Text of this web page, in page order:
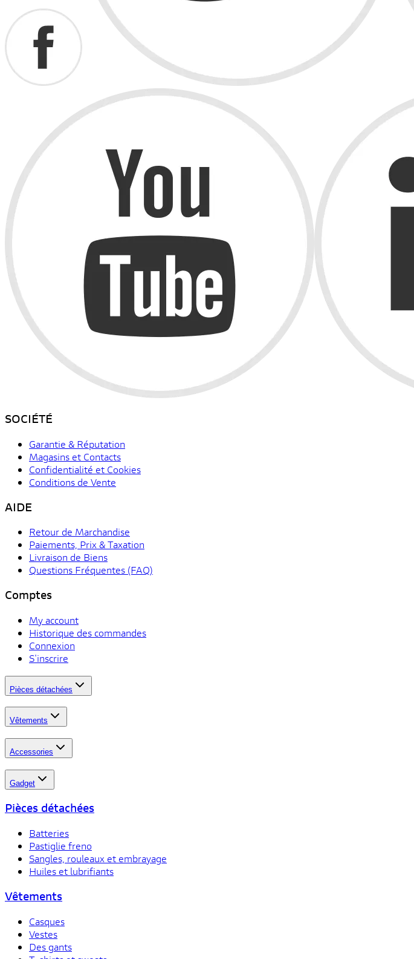
SOCIÉTÉ
Garantie & Réputation
Magasins et Contacts
Confidentialité et Cookies
Conditions de Vente
AIDE
Retour de Marchandise
Paiements, Prix & Taxation
Livraison de Biens
Questions Fréquentes (FAQ)
Comptes
My account
Historique des commandes
Connexion
S'inscrire
Pièces détachées
Vêtements
Accessories
Gadget
Pièces détachées
Batteries
Pastiglie freno
Sangles, rouleaux et embrayage
Huiles et lubrifiants
Vêtements
Casques
Vestes
Des gants